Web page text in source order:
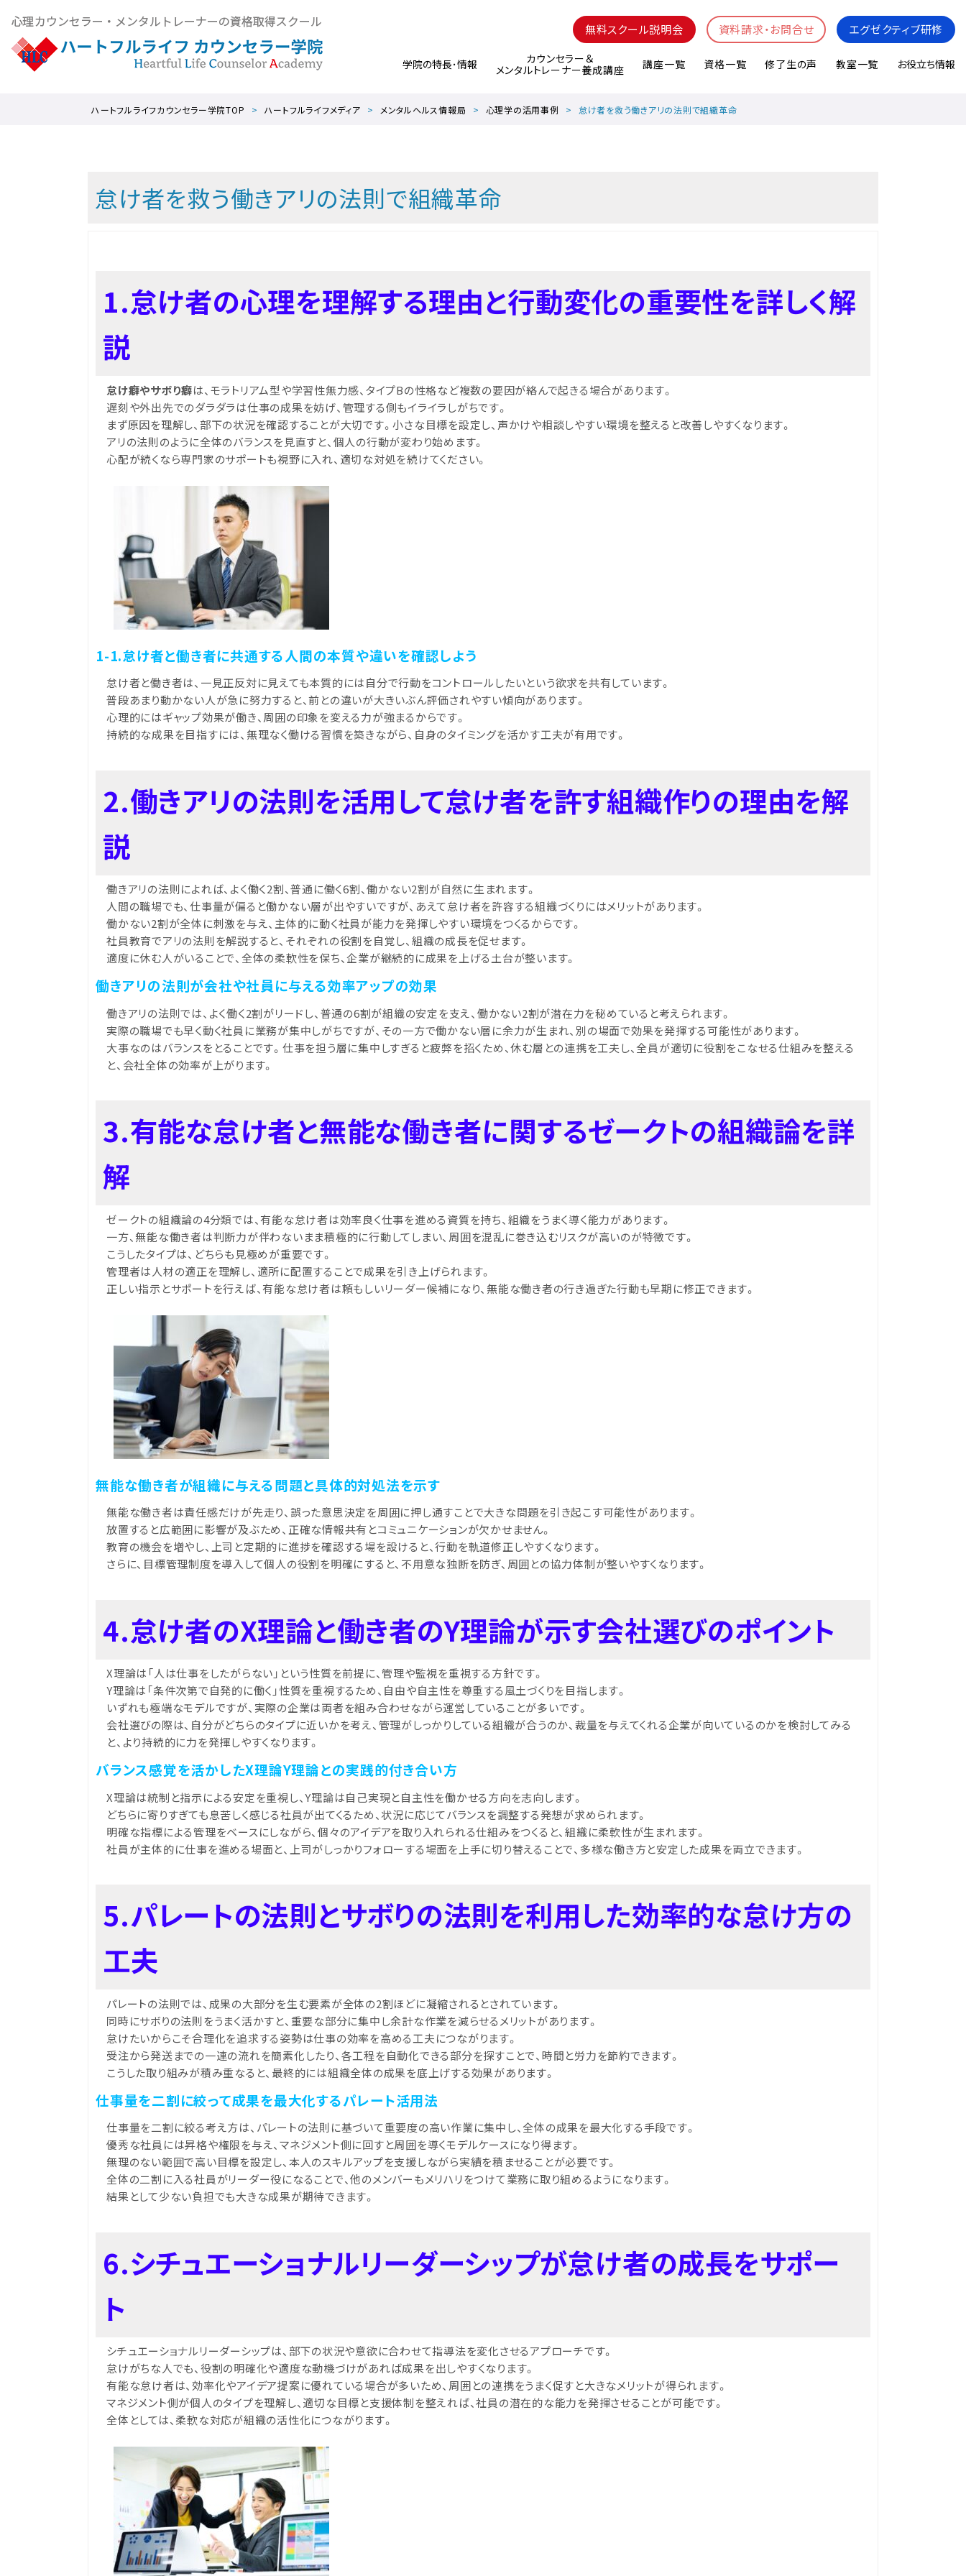
無料スクール説明会 資料請求・お問合せ エグゼクティブ研修
学院の特長･情報
カウンセラー＆
メンタルトレーナー養成講座
講座一覧 資格一覧 修了生の声 教室一覧 お役立ち情報
ハートフルライフカウンセラー学院TOP ハートフルライフメディア メンタルヘルス情報局 心理学の活用事例 怠け者を救う働きアリの法則で組織革命
怠け者を救う働きアリの法則で組織革命
1.怠け者の心理を理解する理由と行動変化の重要性を詳しく解
説
怠け癖やサボり癖は、モラトリアム型や学習性無力感、タイプBの性格など複数の要因が絡んで起きる場合があります。
遅刻や外出先でのダラダラは仕事の成果を妨げ、管理する側もイライラしがちです。
まず原因を理解し、部下の状況を確認することが大切です。小さな目標を設定し、声かけや相談しやすい環境を整えると改善しやすくなります。
アリの法則のように全体のバランスを見直すと、個人の行動が変わり始めます。
心配が続くなら専門家のサポートも視野に入れ、適切な対処を続けてください。
1-1.怠け者と働き者に共通する人間の本質や違いを確認しよう
怠け者と働き者は、一見正反対に見えても本質的には自分で行動をコントロールしたいという欲求を共有しています。
普段あまり動かない人が急に努力すると、前との違いが大きいぶん評価されやすい傾向があります。
心理的にはギャップ効果が働き、周囲の印象を変える力が強まるからです。
持続的な成果を目指すには、無理なく働ける習慣を築きながら、自身のタイミングを活かす工夫が有用です。
2.働きアリの法則を活用して怠け者を許す組織作りの理由を解
説
働きアリの法則によれば、よく働く2割、普通に働く6割、働かない2割が自然に生まれます。
人間の職場でも、仕事量が偏ると働かない層が出やすいですが、あえて怠け者を許容する組織づくりにはメリットがあります。
働かない2割が全体に刺激を与え、主体的に動く社員が能力を発揮しやすい環境をつくるからです。
社員教育でアリの法則を解説すると、それぞれの役割を自覚し、組織の成長を促せます。
適度に休む人がいることで、全体の柔軟性を保ち、企業が継続的に成果を上げる土台が整います。
働きアリの法則が会社や社員に与える効率アップの効果
働きアリの法則では、よく働く2割がリードし、普通の6割が組織の安定を支え、働かない2割が潜在力を秘めていると考えられます。
実際の職場でも早く動く社員に業務が集中しがちですが、その一方で働かない層に余力が生まれ、別の場面で効果を発揮する可能性があります。
大事なのはバランスをとることです。仕事を担う層に集中しすぎると疲弊を招くため、休む層との連携を工夫し、全員が適切に役割をこなせる仕組みを整える
と、会社全体の効率が上がります。
3.有能な怠け者と無能な働き者に関するゼークトの組織論を詳
解
ゼークトの組織論の4分類では、有能な怠け者は効率良く仕事を進める資質を持ち、組織をうまく導く能力があります。
一方、無能な働き者は判断力が伴わないまま積極的に行動してしまい、周囲を混乱に巻き込むリスクが高いのが特徴です。
こうしたタイプは、どちらも見極めが重要です。
管理者は人材の適正を理解し、適所に配置することで成果を引き上げられます。
正しい指示とサポートを行えば、有能な怠け者は頼もしいリーダー候補になり、無能な働き者の行き過ぎた行動も早期に修正できます。
無能な働き者が組織に与える問題と具体的対処法を示す
無能な働き者は責任感だけが先走り、誤った意思決定を周囲に押し通すことで大きな問題を引き起こす可能性があります。
放置すると広範囲に影響が及ぶため、正確な情報共有とコミュニケーションが欠かせません。
教育の機会を増やし、上司と定期的に進捗を確認する場を設けると、行動を軌道修正しやすくなります。
さらに、目標管理制度を導入して個人の役割を明確にすると、不用意な独断を防ぎ、周囲との協力体制が整いやすくなります。
4.怠け者のX理論と働き者のY理論が示す会社選びのポイント
X理論は「人は仕事をしたがらない」という性質を前提に、管理や監視を重視する方針です。
Y理論は「条件次第で自発的に働く」性質を重視するため、自由や自主性を尊重する風土づくりを目指します。
いずれも極端なモデルですが、実際の企業は両者を組み合わせながら運営していることが多いです。
会社選びの際は、自分がどちらのタイプに近いかを考え、管理がしっかりしている組織が合うのか、裁量を与えてくれる企業が向いているのかを検討してみる
と、より持続的に力を発揮しやすくなります。
バランス感覚を活かしたX理論Y理論との実践的付き合い方
X理論は統制と指示による安定を重視し、Y理論は自己実現と自主性を働かせる方向を志向します。
どちらに寄りすぎても息苦しく感じる社員が出てくるため、状況に応じてバランスを調整する発想が求められます。
明確な指標による管理をベースにしながら、個々のアイデアを取り入れられる仕組みをつくると、組織に柔軟性が生まれます。
社員が主体的に仕事を進める場面と、上司がしっかりフォローする場面を上手に切り替えることで、多様な働き方と安定した成果を両立できます。
5.パレートの法則とサボりの法則を利用した効率的な怠け方の
工夫
パレートの法則では、成果の大部分を生む要素が全体の2割ほどに凝縮されるとされています。
同時にサボりの法則をうまく活かすと、重要な部分に集中し余計な作業を減らせるメリットがあります。
怠けたいからこそ合理化を追求する姿勢は仕事の効率を高める工夫につながります。
受注から発送までの一連の流れを簡素化したり、各工程を自動化できる部分を探すことで、時間と労力を節約できます。
こうした取り組みが積み重なると、最終的には組織全体の成果を底上げする効果があります。
仕事量を二割に絞って成果を最大化するパレート活用法
仕事量を二割に絞る考え方は、パレートの法則に基づいて重要度の高い作業に集中し、全体の成果を最大化する手段です。
優秀な社員には昇格や権限を与え、マネジメント側に回すと周囲を導くモデルケースになり得ます。
無理のない範囲で高い目標を設定し、本人のスキルアップを支援しながら実績を積ませることが必要です。
全体の二割に入る社員がリーダー役になることで、他のメンバーもメリハリをつけて業務に取り組めるようになります。
結果として少ない負担でも大きな成果が期待できます。
6.シチュエーショナルリーダーシップが怠け者の成長をサポー
ト
シチュエーショナルリーダーシップは、部下の状況や意欲に合わせて指導法を変化させるアプローチです。
怠けがちな人でも、役割の明確化や適度な動機づけがあれば成果を出しやすくなります。
有能な怠け者は、効率化やアイデア提案に優れている場合が多いため、周囲との連携をうまく促すと大きなメリットが得られます。
マネジメント側が個人のタイプを理解し、適切な目標と支援体制を整えれば、社員の潜在的な能力を発揮させることが可能です。
全体としては、柔軟な対応が組織の活性化につながります。